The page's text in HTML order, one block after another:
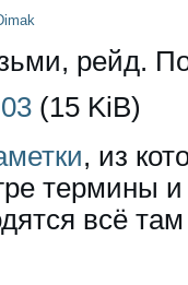
рейд.
(15 KiB)
, из
термины и
всё